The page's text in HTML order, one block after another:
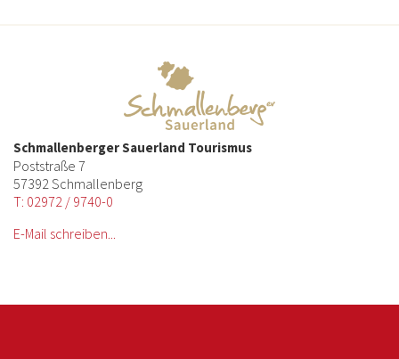
Schmallenberger Sauerland Tourismus
Poststraße 7
57392 Schmallenberg
T: 02972 / 9740-0
E-Mail schreiben...